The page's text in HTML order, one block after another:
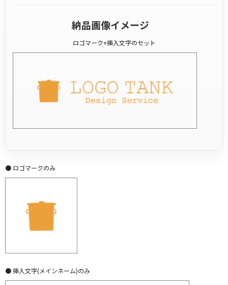
納品画像イメージ
ロゴマーク+挿入文字のセット
● ロゴマークのみ
● 挿入文字(メインネーム)のみ